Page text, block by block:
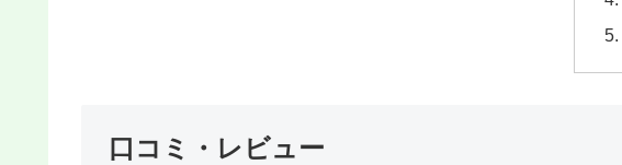
口コミ・レビュー